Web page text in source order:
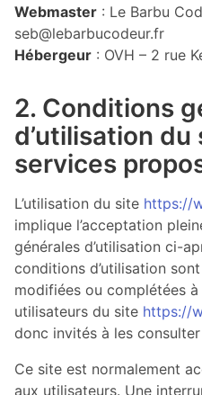
Webmaster : Le Barbu
seb@lebarbucodeur.fr
Hébergeur : OVH – 2 rue
2. Conditions
d’utilisation
services
L’utilisation du site https://
implique l’acceptation
générales d’utilisation ci-
conditions d’utilisation
modifiées ou complétées
utilisateurs du site https://
donc invités à les
Ce site est normalement
aux utilisateurs. Une